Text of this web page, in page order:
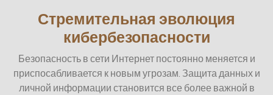
Стремительная эволюция
кибербезопасности
Безопасность в сети Интернет постоянно меняется и
приспосабливается к новым угрозам. Защита данных и
личной информации становится все более важной в